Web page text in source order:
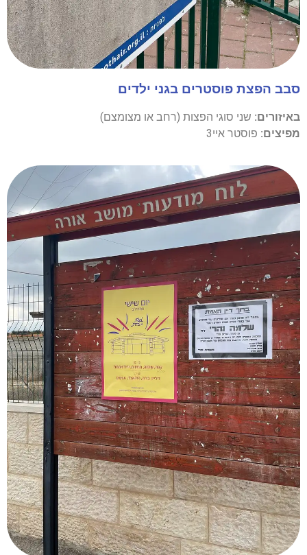
סבב הפצת פוסטרים בגני ילדים
באיזורים: שני סוגי הפצות (רחב או מצומצם)
מפיצים: פוסטר איי3